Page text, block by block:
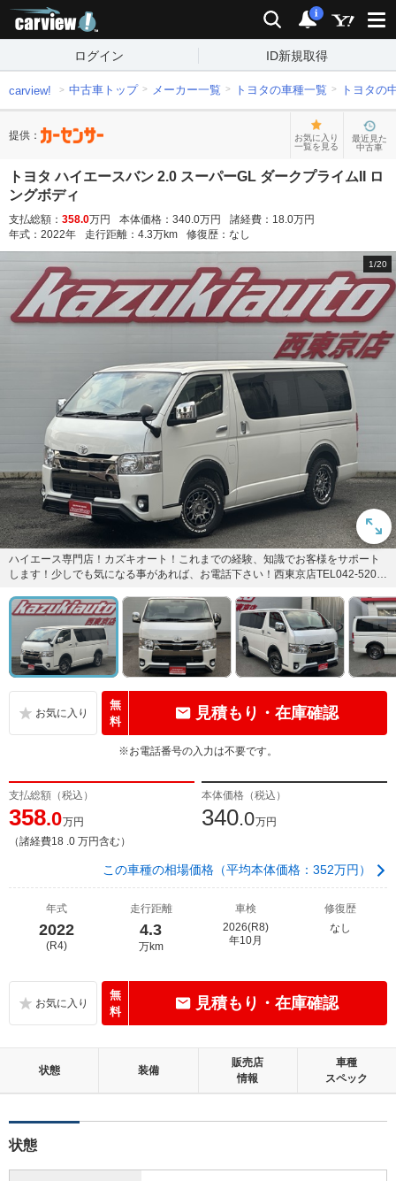
検索 通知
i
ログイン ID新規取得
carview! 中古車トップ メーカー一覧 トヨタの車種一覧 トヨタの
提供：
お気に入り
一覧を見る
最近見た
中古車
トヨタ ハイエースバン 2.0 スーパーGL ダークプライムII ロ
ングボディ
支払総額： 358.0万円 本体価格： 340.0万円 諸経費： 18.0万円
年式： 2022年 走行距離： 4.3万km 修復歴： なし
1/20
ハイエース専門店！カズキオート！これまでの経験、知識でお客様をサポート
します！少しでも気になる事があれば、お電話下さい！西東京店TEL042-520-7
無
料
見積もり・在庫確認
※お電話番号の入力は不要です。
支払総額（税込）
358.0万円
（諸経費18 .0 万円含む）
本体価格（税込）
340.0万円
この車種の相場価格（平均本体価格：352万円）
年式
2022
(R4)
走行距離
4.3
万km
車検
2026(R8)
年10月
修復歴
なし
無
料
見積もり・在庫確認
状態 装備
販売店
情報
車種
スペック
状態